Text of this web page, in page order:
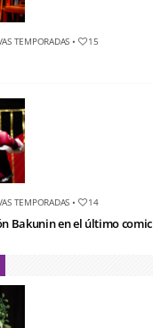
TEMPORADAS • 15
TEMPORADAS • 14
Bakunin en el último comic